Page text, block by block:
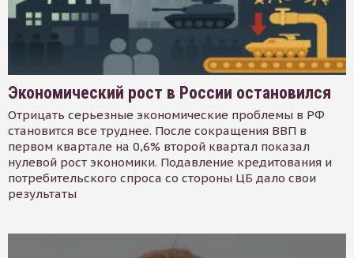
Экономический рост в России остановился
Отрицать серьезные экономические проблемы в РФ
становится все труднее. После сокращения ВВП в
первом квартале на 0,6% второй квартал показал
нулевой рост экономики. Подавление кредитования и
потребительского спроса со стороны ЦБ дало свои
результаты